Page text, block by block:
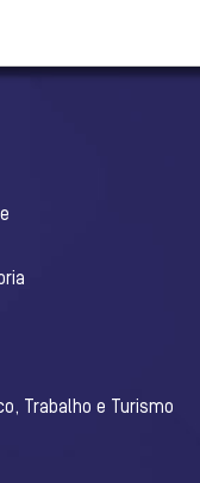
Trabalho e Turismo